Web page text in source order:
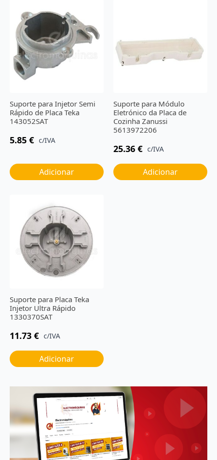
Suporte para Injetor Semi
Rápido de Placa Teka
143052SAT
5.85 € c/IVA
Adicionar
Suporte para Módulo
Eletrónico da Placa de
Cozinha Zanussi
5613972206
25.36 € c/IVA
Adicionar
Suporte para Placa Teka
Injetor Ultra Rápido
1330370SAT
11.73 € c/IVA
Adicionar